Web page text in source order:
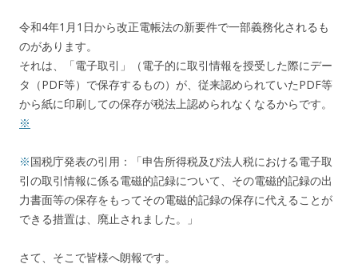
令和4年1月1日から改正電帳法の新要件で一部義務化されるも
のがあります。
それは、「電子取引」（電子的に取引情報を授受した際にデー
タ（PDF等）で保存するもの）が、従来認められていたPDF等
から紙に印刷しての保存が税法上認められなくなるからです。
※
※国税庁発表の引用：「申告所得税及び法人税における電子取
引の取引情報に係る電磁的記録について、その電磁的記録の出
力書面等の保存をもってその電磁的記録の保存に代えることが
できる措置は、廃止されました。
」
さて、そこで皆様へ朗報です。